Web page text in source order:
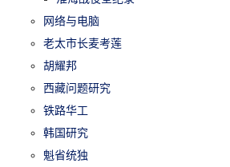
网络与电脑
老太市长麦考莲
胡耀邦
西藏问题研究
铁路华工
韩国研究
魁省统独